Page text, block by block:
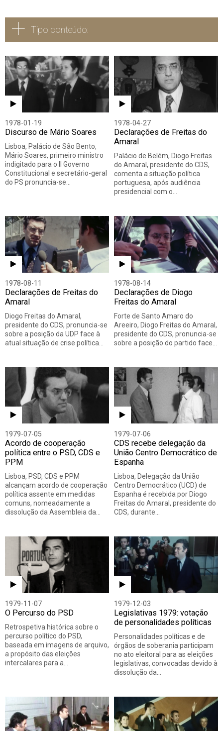
Tipo conteúdo:
Todos Vídeo Áudio
1978-01-19
Discurso de Mário Soares
Lisboa, Palácio de São Bento,
Mário Soares, primeiro ministro
indigitado para o II Governo
Constitucional e secretário-geral
do PS pronuncia-se…
1978-04-27
Declarações de Freitas do
Amaral
Palácio de Belém, Diogo Freitas
do Amaral, presidente do CDS,
comenta a situação política
portuguesa, após audiência
presidencial com o…
1978-08-11
Declarações de Freitas do
Amaral
Diogo Freitas do Amaral,
presidente do CDS, pronuncia-se
sobre a posição da UDP face à
atual situação de crise política…
1978-08-14
Declarações de Diogo
Freitas do Amaral
Forte de Santo Amaro do
Areeiro, Diogo Freitas do Amaral,
presidente do CDS, pronuncia-se
sobre a posição do partido face…
1979-07-05
Acordo de cooperação
política entre o PSD, CDS e
PPM
Lisboa, PSD, CDS e PPM
alcançam acordo de cooperação
política assente em medidas
comuns, nomeadamente a
dissolução da Assembleia da…
1979-07-06
CDS recebe delegação da
União Centro Democrático de
Espanha
Lisboa, Delegação da União
Centro Democrático (UCD) de
Espanha é recebida por Diogo
Freitas do Amaral, presidente do
CDS, durante…
1979-11-07
O Percurso do PSD
Retrospetiva histórica sobre o
percurso político do PSD,
baseada em imagens de arquivo,
a propósito das eleições
intercalares para a…
1979-12-03
Legislativas 1979: votação
de personalidades políticas
Personalidades políticas e de
órgãos de soberania participam
no ato eleitoral para as eleições
legislativas, convocadas devido à
dissolução da…